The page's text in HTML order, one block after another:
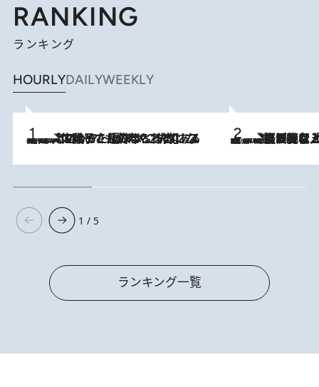
RANKING
ランキング
HOURLYDAILYWEEKLY
2026.8.5
【阿川佐和子さんの年とる力】なぜ70代で始めた趣味は“こんなに楽しい”のか？ ピアノ、俳句…スランプに陥っても続けられる“ある秘訣”とは 2026.8.5
【なぜ吉沢亮は「気配を消せる」のか？】興行収入208億の『国宝』を経て挑むミュージカル『ディア・エヴァン・ハンセン』。トップ俳優が舞台上でさらけ出した“孤独”とは
1 / 5
ランキング一覧